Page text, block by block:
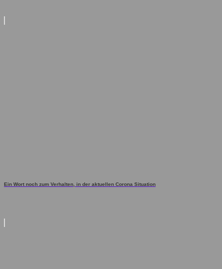
Ein Wort noch zum Verhalten, in der aktuellen Corona Situation